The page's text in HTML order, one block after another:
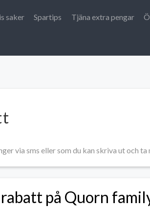
saker Spartips Tjäna extra pengar
via sms eller som du kan skriva ut och
på Quorn